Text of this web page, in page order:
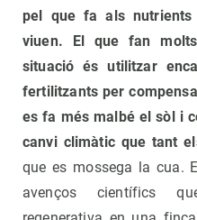
pel que fa als
viuen. El que fan
situació és utilitzar
fertilitzants per
es fa més malbé el sòl i
canvi climàtic que tant
que es mossega la cua.
avenços científics